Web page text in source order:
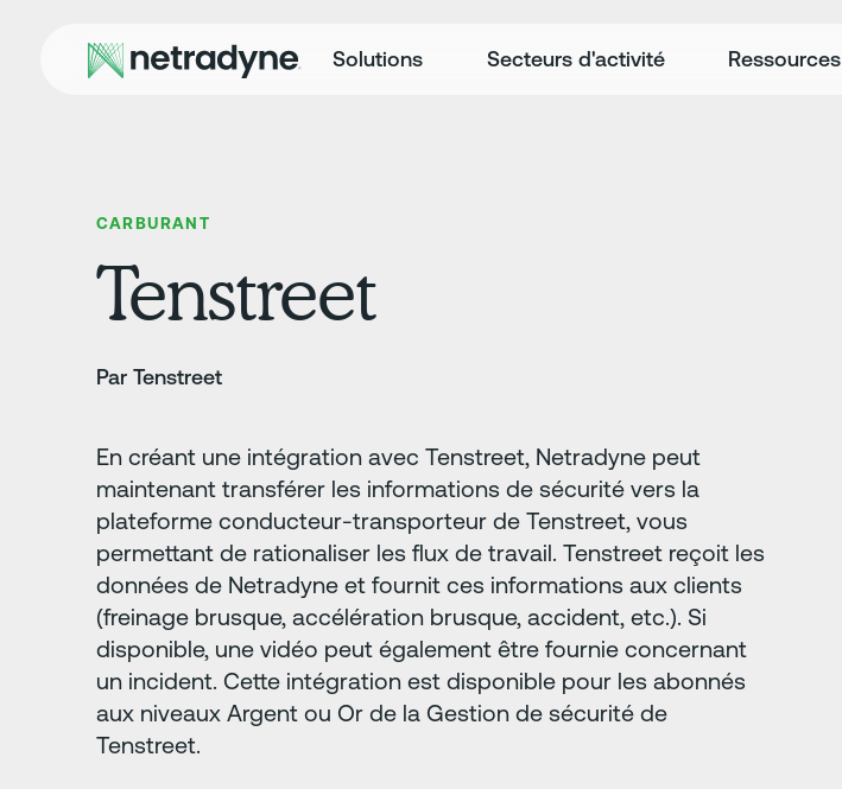
Solutions Secteurs d'activité Ressources
CARBURANT
Tenstreet
Par Tenstreet
En créant une intégration avec Tenstreet, Netradyne peut
maintenant transférer les informations de sécurité vers la
plateforme conducteur-transporteur de Tenstreet, vous
permettant de rationaliser les flux de travail. Tenstreet reçoit les
données de Netradyne et fournit ces informations aux clients
(freinage brusque, accélération brusque, accident, etc.). Si
disponible, une vidéo peut également être fournie concernant
un incident. Cette intégration est disponible pour les abonnés
aux niveaux Argent ou Or de la Gestion de sécurité de
Tenstreet.